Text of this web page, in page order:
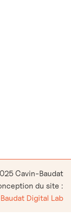
Cavin-Baudat
du site :
Digital Lab